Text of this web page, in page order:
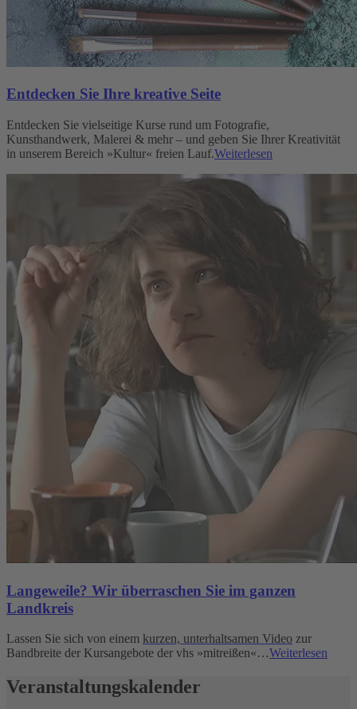
Entdecken Sie Ihre kreative Seite
Entdecken Sie vielseitige Kurse rund um Fotografie,
Kunsthandwerk, Malerei & mehr – und geben Sie Ihrer Kreativität
in unserem Bereich »Kultur« freien Lauf.Weiterlesen
Langeweile? Wir überraschen Sie im ganzen
Landkreis
Lassen Sie sich von einem kurzen, unterhaltsamen Video zur
Bandbreite der Kursangebote der vhs »mitreißen«…Weiterlesen
Veranstaltungskalender